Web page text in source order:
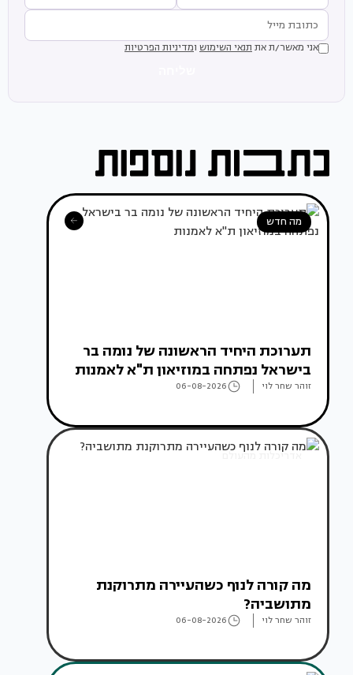
אני מאשר/ת את תנאי השימוש ומדיניות הפרטיות
מה חדש
תערוכת היחיד הראשונה של נומה בר
בישראל נפתחה במוזיאון ת"א לאמנות
זוהר שחר לוי 06-08-2026
אדריכלות מהעולם
מה קורה לנוף כשהעיירה מתרוקנת
מתושביה?
זוהר שחר לוי 06-08-2026